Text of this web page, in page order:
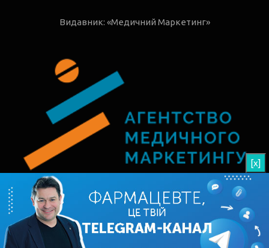
Видавник: «Медичний Маркетинг»
© 2026 РАП - Рецепти Аптечних Продажів
[x]